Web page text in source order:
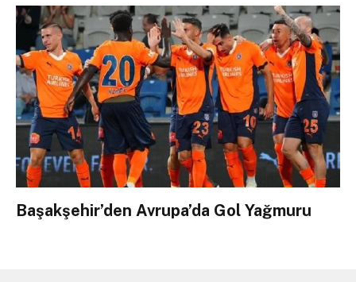
Başakşehir’den Avrupa’da Gol Yağmuru